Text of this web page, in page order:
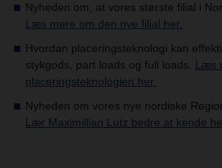
Nyheden om, at vores største filial i
Læs mere om den nye filial her.
Hvordan placeringsteknologi kan
stykgods, part loads og full loads. Læs
placeringsteknologien her.
Nyheden om vores nye nordiske
Lær Maximillian Lutz bedre at kende